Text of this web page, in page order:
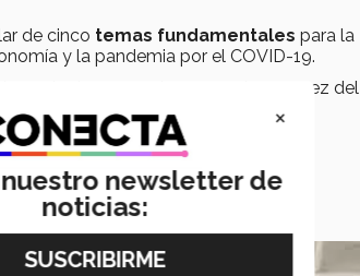
de cinco temas fundamentales para la
y la pandemia por el COVID-19.
contestar preguntas como: la escasez del
×
newsletter de
noticias: